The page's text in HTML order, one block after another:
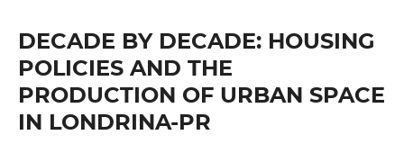
DECADE BY DECADE: HOUSING
POLICIES AND THE
PRODUCTION OF URBAN SPACE
IN LONDRINA-PR